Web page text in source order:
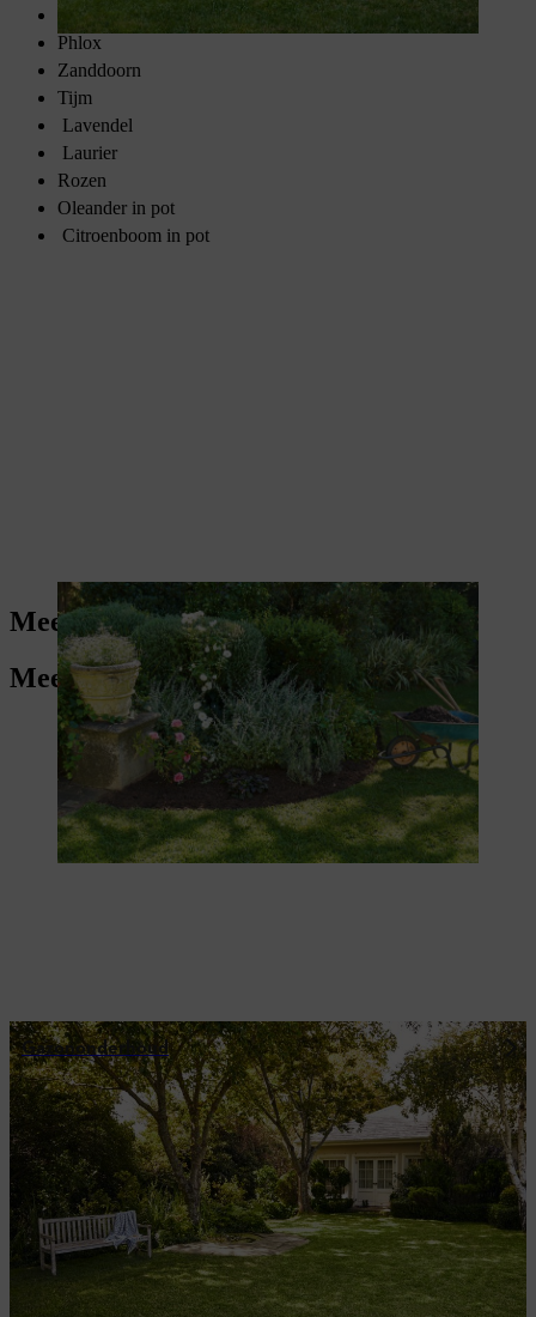
Phlox
Zanddoorn
Tijm
Lavendel
Laurier
Rozen
Oleander in pot
Citroenboom in pot
Meer over het onderhoud van tuinen
Meer tuintips
Gazononderhoud